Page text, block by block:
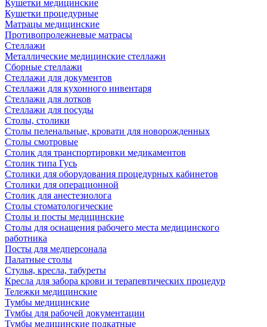
Кушетки медицинские
Кушетки процедурные
Матрацы медицинские
Противопролежневые матрасы
Стеллажи
Металлические медицинские стеллажи
Сборные стеллажи
Стеллажи для документов
Стеллажи для кухонного инвентаря
Стеллажи для лотков
Стеллажи для посуды
Столы, столики
Столы пеленальные, кровати для новорожденных
Столы смотровые
Столик для транспортировки медикаментов
Столик типа Гусь
Столики для оборудования процедурных кабинетов
Столики для операционной
Столик для анестезиолога
Столы стоматологические
Столы и посты медицинские
Столы для оснащения рабочего места медицинского
работника
Посты для медперсонала
Палатные столы
Стулья, кресла, табуреты
Кресла для забора крови и терапевтических процедур
Тележки медицинские
Тумбы медицинские
Тумбы для рабочей документации
Тумбы медицинские подкатные